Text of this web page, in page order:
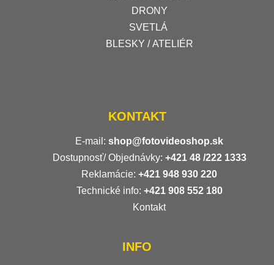
DRONY
SVETLÁ
BLESKY / ATELIÉR
KONTAKT
E-mail: shop@fotovideoshop.sk
Dostupnosť/ Objednávky: +421 48 /222 1333
Reklamácie: +421 948 930 220
Technické info: +421 908 552 180
Kontakt
INFO